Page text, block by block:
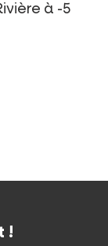
à -5
!